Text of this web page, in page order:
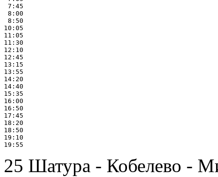
7:45
8:00
8:50
10:05
11:05
11:30
12:10
12:45
13:15
13:55
14:20
14:40
15:35
16:00
16:50
17:45
18:20
18:50
19:10
25 Шатура - Кобелево -